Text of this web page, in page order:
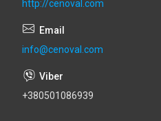
http://cenoval.com
info@cenoval.com
+380501086939